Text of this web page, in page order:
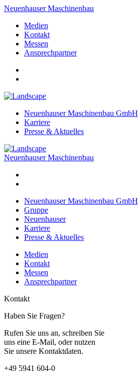
Neuenhauser Maschinenbau
Medien
Kontakt
Messen
Ansprechpartner
Neuenhauser Maschinenbau GmbH
Karriere
Presse & Aktuelles
Neuenhauser Maschinenbau
Neuenhauser Maschinenbau GmbH
Gruppe
Neuenhauser
Karriere
Presse & Aktuelles
Medien
Kontakt
Messen
Ansprechpartner
Kontakt
Haben Sie Fragen?
Rufen Sie uns an, schreiben Sie
uns eine E-Mail, oder nutzen
Sie unsere Kontaktdaten.
+49 5941 604-0